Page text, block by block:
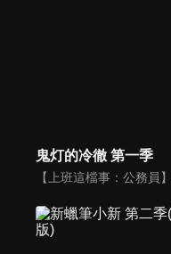
鬼灯的冷徹 第一季